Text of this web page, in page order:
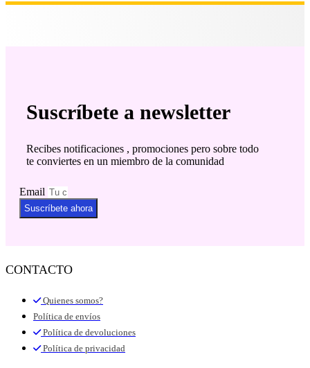
Suscríbete a newsletter
Recibes notificaciones , promociones pero sobre todo
te conviertes en un miembro de la comunidad
Email
Suscríbete ahora
CONTACTO
Quienes somos?
Política de envíos
Política de devoluciones
Política de privacidad